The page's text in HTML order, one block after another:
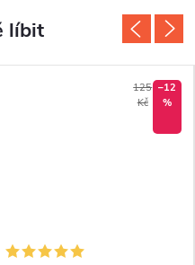
125
Kč
–12
%